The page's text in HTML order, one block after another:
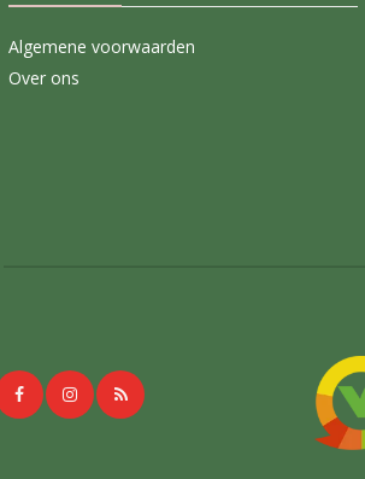
Algemene voorwaarden
Over ons